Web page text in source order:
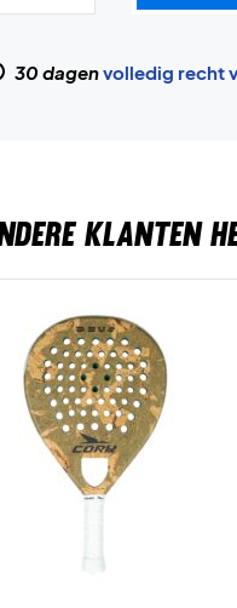
30 dagenvolledig recht
KLANTEN